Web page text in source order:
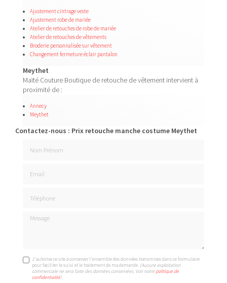
Ajustement cintrage veste
Ajustement robe de mariée
Atelier de retouches de robe de mariée
Atelier de retouches de vêtements
Broderie personnalisée sur vêtement
Changement fermeture éclair pantalon
Meythet
Maïté Couture Boutique de retouche de vêtement intervient à
proximité de :
Annecy
Meythet
Contactez-nous : Prix retouche manche costume Meythet
Message
J'autorise ce site à conserver l'ensemble des données transmises dans ce formulaire
pour faciliter le suivi et le traitement de ma demande. (Aucune exploitation
commerciale ne sera faite des données conservées. Voir notre politique de
confidentialité)